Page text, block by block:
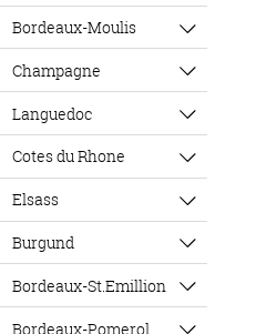
Bordeaux-Moulis
Champagne
Languedoc
Cotes du Rhone
Elsass
Burgund
Bordeaux-St.Emillion
Bordeaux-Pomerol